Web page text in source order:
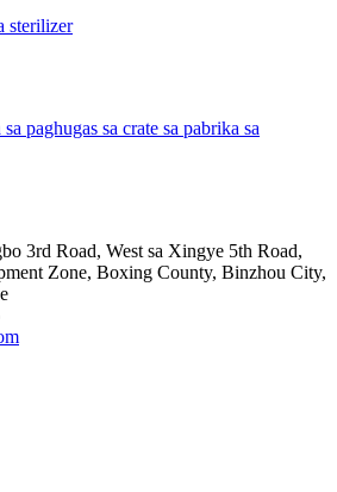
sterilizer
paghugas sa crate sa pabrika sa
3rd Road, West sa Xingye 5th Road,
Zone, Boxing County, Binzhou City,